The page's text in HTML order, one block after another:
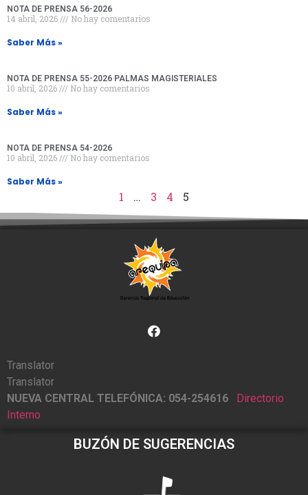
NOTA DE PRENSA 56-2026
14 abril, 2026 No hay comentarios
Saber Más »
NOTA DE PRENSA 55-2026 PALMAS MAGISTERIALES
10 abril, 2026 No hay comentarios
Saber Más »
NOTA DE PRENSA 54-2026
10 abril, 2026 No hay comentarios
Saber Más »
1 … 3 4 5
Translator
Translator
NUEVA CENTRAL TELEFÓNICA: 054-254616
Directorio
Interno
BUZÓN DE SUGERENCIAS